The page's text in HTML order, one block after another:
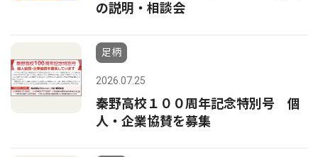
の説明・相談会
足柄
2026.07.25
秦野高校１００周年記念特別号 個
人・企業協賛を募集